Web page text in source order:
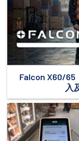
Falcon X60/
入